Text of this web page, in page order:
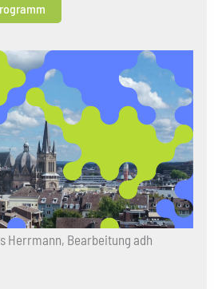
Herrmann, Bearbeitung adh